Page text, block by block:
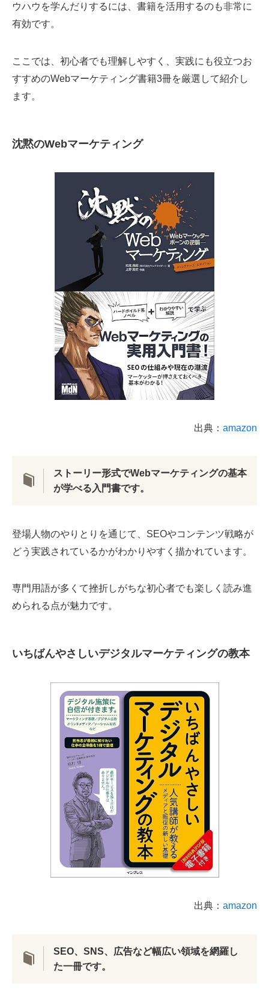
ウハウを学んだりするには、書籍を活用するのも非常に
有効です。
ここでは、初心者でも理解しやすく、実践にも役立つお
すすめのWebマーケティング書籍3冊を厳選して紹介し
ます。
沈黙のWebマーケティング
出典： amazon
ストーリー形式でWebマーケティングの基本
が学べる入門書です。
登場人物のやりとりを通じて、SEOやコンテンツ戦略が
どう実践されているかがわかりやすく描かれています。
専門用語が多くて挫折しがちな初心者でも楽しく読み進
められる点が魅力です。
いちばんやさしいデジタルマーケティングの教本
出典： amazon
SEO、SNS、広告など幅広い領域を網羅し
た一冊です。